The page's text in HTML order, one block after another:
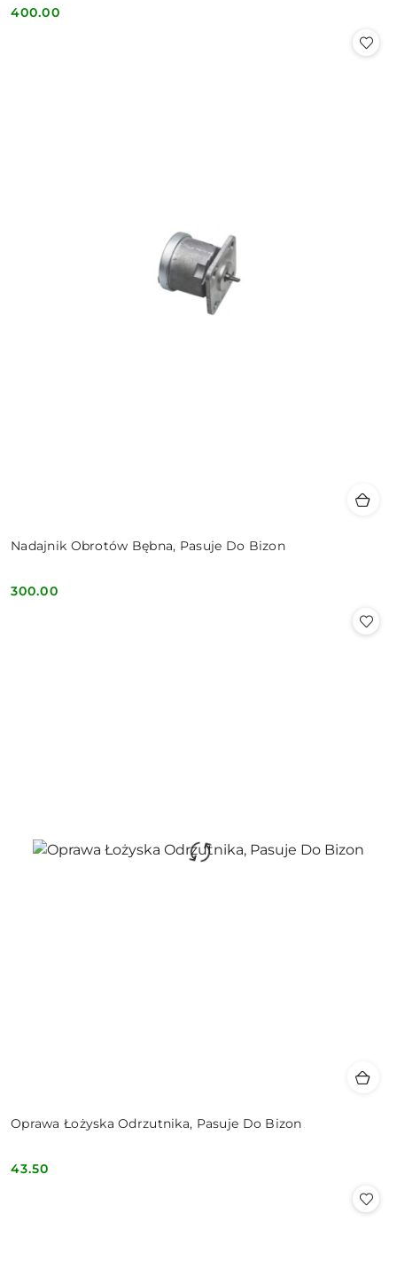
Cena:
400.00
Nadajnik Obrotów Bębna, Pasuje Do Bizon
Cena:
300.00
Oprawa Łożyska Odrzutnika, Pasuje Do Bizon
Cena:
43.50